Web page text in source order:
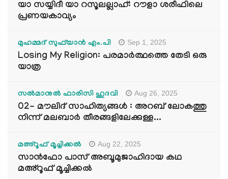
യാ സയ്യിദീ യാ റസൂലല്ലാഹ്: റൗളാ ശരീഫിലെ
പ്രണയകാവ്യം
മുഹമ്മദ് സുഫ്‌യാൻ എം.പി Sep 1, 2025
Losing My Religion: പരമാർത്ഥത്തെ തേടി ഒരു
യാത്ര
സൽമാനുൽ ഫാരിസി ഹുദവി Aug 26, 2025
02- മൗലിദ് സാഹിത്യങ്ങൾ : അറബ് ലോകത്തു
നിന്ന് മലബാർ തീരങ്ങളിലേക്കുള്ള...
മഅ്റൂഫ് മൂച്ചിക്കല്‍ Aug 22, 2025
സാൻഫോ പാസ് അബൂമുജാഹിദായ കഥ
മഅ്റൂഫ് മൂച്ചിക്കല്‍